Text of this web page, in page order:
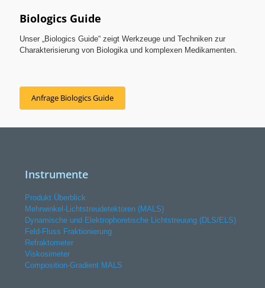
Biologics Guide
Unser „Biologics Guide“ zeigt Werkzeuge und Techniken zur
Charakterisierung von Biologika und komplexen Medikamenten.
Anfrage Biologics Guide
Instrumente
Produkt Überblick
Mehrwinkel-Lichtstreudetektoren (MALS)
Dynamische und Elektrophoretische Lichtstreuung (DLS/ELS)
Feld-Fluss Fraktionierung
Refraktometer
Viskosimeter
Composition-Gradient MALS